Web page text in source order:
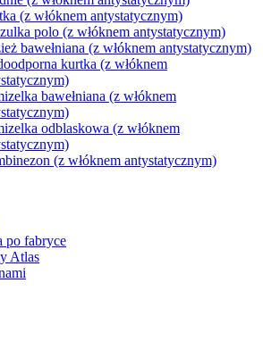
(z włóknem antystatycznym)
polo (z włóknem antystatycznym)
bawełniana (z włóknem antystatycznym)
kurtka (z włóknem
bawełniana (z włóknem
odblaskowa (z włóknem
(z włóknem antystatycznym)
po fabryce
Atlas